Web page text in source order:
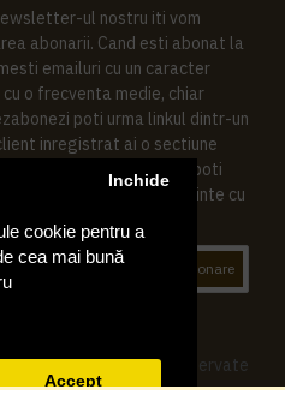
cookie pentru a
cea mai bună
Inchide
Accept
ul nostru iti vom
abonarii. Cand esti abonat la
emailuri cu un caracter
o frecventa medie, chiar
poti urma linkul dintr-un
inregistrat ai o sectiune
scop, si de asemenea ne poti
orice intrebari sau cerinte cu
Abonare
, Toate drepturile rezervate